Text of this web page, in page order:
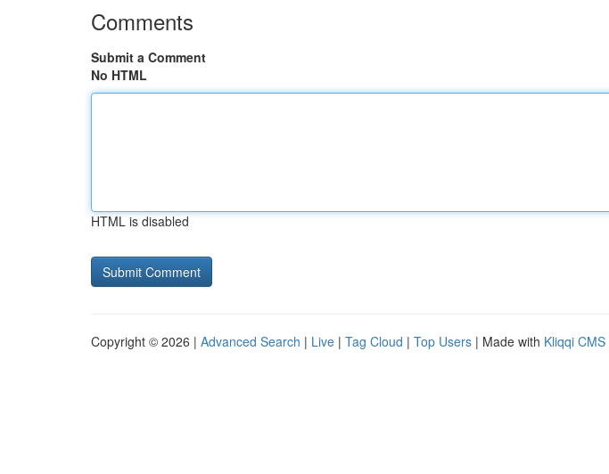
Comments
Submit a Comment
No HTML
HTML is disabled
Copyright © 2026 | Advanced Search | Live | Tag Cloud | Top Users | Made with Kliqqi CMS